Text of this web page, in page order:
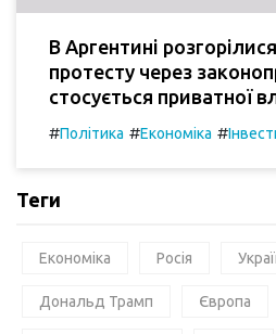
В Аргентині
протесту через
стосується приватної
#Політика #Економіка #
Теги
Економіка Росія
Дональд Трамп Європа